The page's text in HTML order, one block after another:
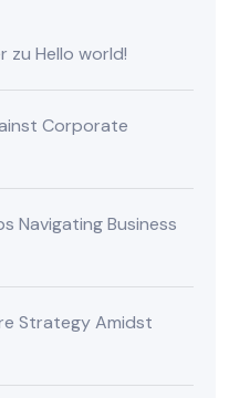
zu Hello world!
Corporate
Navigating Business
Strategy Amidst